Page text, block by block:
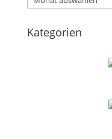
Kategorien